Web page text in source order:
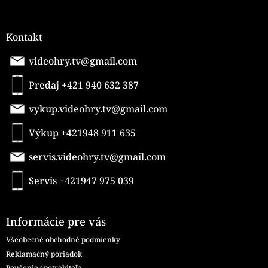
Kontakt
videohry.tv@gmail.com
Predaj +421 940 632 387
vykup.videohry.tv@gmail.com
Výkup +421948 911 635
servis.videohry.tv@gmail.com
Servis +421947 975 039
Informácie pre vás
Všeobecné obchodné podmienky
Reklamačný poriadok